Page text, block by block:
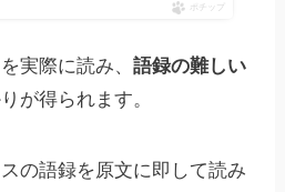
ポチップ
実際に読み、語録の難しい
が得られます。
の語録を原文に即して読み